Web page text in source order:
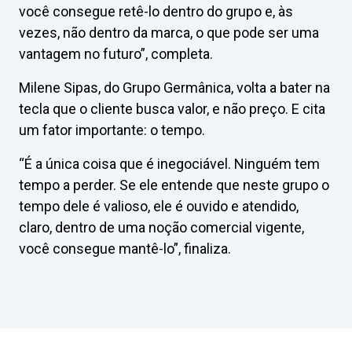
você consegue retê-lo dentro do grupo e, às
vezes, não dentro da marca, o que pode ser uma
vantagem no futuro”, completa.
Milene Sipas, do Grupo Germânica, volta a bater na
tecla que o cliente busca valor, e não preço. E cita
um fator importante: o tempo.
“É a única coisa que é inegociável. Ninguém tem
tempo a perder. Se ele entende que neste grupo o
tempo dele é valioso, ele é ouvido e atendido,
claro, dentro de uma noção comercial vigente,
você consegue mantê-lo”, finaliza.